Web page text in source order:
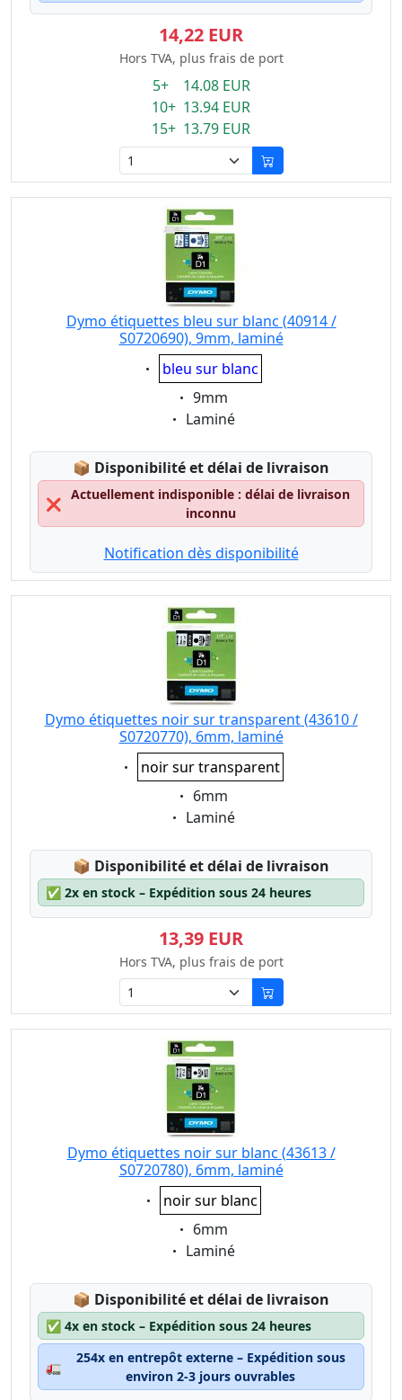
14,22 EUR
Hors TVA, plus frais de port
5+ 14.08 EUR
10+ 13.94 EUR
15+ 13.79 EUR
Dymo étiquettes bleu sur blanc (40914 /
S0720690), 9mm, laminé
Eigenschaft:
bleu sur blanc
Eigenschaft:
9mm
Eigenschaft:
Laminé
📦 Lagerstatus:
Disponibilité et délai de livraison
❌
Actuellement indisponible : délai de livraison
inconnu
Notification dès disponibilité
Dymo étiquettes noir sur transparent (43610 /
S0720770), 6mm, laminé
Eigenschaft:
noir sur transparent
Eigenschaft:
6mm
Eigenschaft:
Laminé
📦 Lagerstatus:
Disponibilité et délai de livraison
✅ 2x en stock – Expédition sous 24 heures
13,39 EUR
Hors TVA, plus frais de port
Dymo étiquettes noir sur blanc (43613 /
S0720780), 6mm, laminé
Eigenschaft:
noir sur blanc
Eigenschaft:
6mm
Eigenschaft:
Laminé
📦 Lagerstatus:
Disponibilité et délai de livraison
✅ 4x en stock – Expédition sous 24 heures
🚛
254x en entrepôt externe – Expédition sous
environ 2-3 jours ouvrables